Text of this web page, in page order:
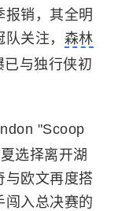
报销，其全明
关注， 森林
已与独行侠初
"Scoop
选择离开湖
与欧文再度搭
闯入总决赛的